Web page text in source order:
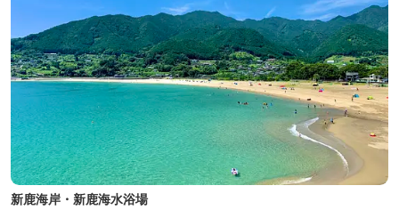
新鹿海岸・新鹿海水浴場